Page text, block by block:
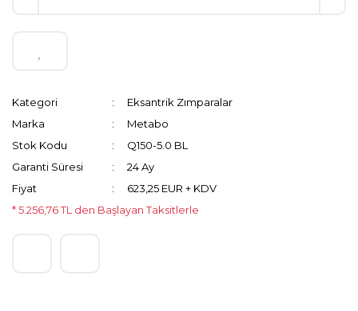
Kategori
Eksantrik Zımparalar
Marka
Metabo
Stok Kodu
Q150-5.0 BL
Garanti Süresi
24 Ay
Fiyat
623,25 EUR + KDV
* 5.256,76 TL den Başlayan Taksitlerle